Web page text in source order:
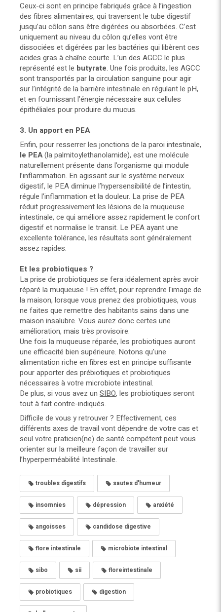
Ceux-ci sont en principe fabriqués grâce à l’ingestion
des fibres alimentaires, qui traversent le tube digestif
jusqu’au côlon sans être digérées ou absorbées. C’est
uniquement au niveau du côlon qu’elles vont être
dissociées et digérées par les bactéries qui libèrent ces
acides gras à chaîne courte. L’un des AGCC le plus
représenté est le butyrate. Une fois produits, les AGCC
sont transportés par la circulation sanguine pour agir
sur l’intégrité de la barrière intestinale en régulant le pH,
et en fournissant l’énergie nécessaire aux cellules
épithéliales pour produire du mucus.
3. Un apport en PEA
Enfin, pour resserrer les jonctions de la paroi intestinale,
le PEA(la palmitoylethanolamide), est une molécule
naturellement présente dans l’organisme qui module
l’inflammation. En agissant sur le système nerveux
digestif, le PEA diminue l’hypersensibilité de l’intestin,
régule l’inflammation et la douleur. La prise de PEA
réduit progressivement les lésions de la muqueuse
intestinale, ce qui améliore assez rapidement le confort
digestif et normalise le transit. Le PEA ayant une
excellente tolérance, les résultats sont généralement
assez rapides.
Et les probiotiques ?
La prise de probiotiques se fera idéalement après avoir
réparé la muqueuse ! En effet, pour reprendre l'image de
la maison, lorsque vous prenez des probiotiques, vous
ne faites que remettre des habitants sains dans une
maison insalubre. Vous aurez donc certes une
amélioration, mais très provisoire.
Une fois la muqueuse réparée, les probiotiques auront
une efficacité bien supérieure. Notons qu'une
alimentation riche en fibres est en principe suffisante
pour apporter des prébiotiques et probiotiques
nécessaires à votre microbiote intestinal.
De plus, si vous avez un SIBO, les probiotiques seront
tout à fait contre-indiqués.
Difficile de vous y retrouver ? Effectivement, ces
différents axes de travail vont dépendre de votre cas et
seul votre praticien(ne) de santé compétent peut vous
orienter sur la meilleure façon de travailler sur
l’hyperperméabilité Intestinale.
troubles digestifs sautes d'humeur
insomnies dépression anxiété
angoisses candidose digestive
flore intestinale microbiote intestinal
sibo sii floreintestinale
probiotiques digestion